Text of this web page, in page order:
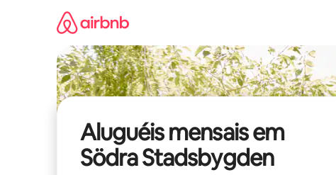
Aluguéis mensais em
Södra Stadsbygden